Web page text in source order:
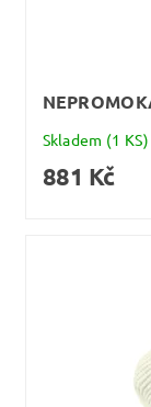
Skladem (1 KS)
881 Kč